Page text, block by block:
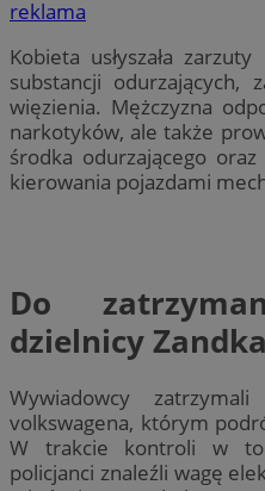
reklama
Kobieta usłyszała
substancji
więzienia. Mężczyzna
narkotyków, ale także
środka odurzającego oraz
kierowania pojazdami
Do
dzielnicy Zandka
Wywiadowcy
volkswagena, którym
W trakcie kontroli w
policjanci znaleźli wagę